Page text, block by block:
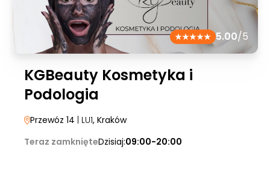
5.00/5
KGBeauty Kosmetyka i
Podologia
Przewóz 14 | LU1, Kraków
Teraz zamknięteDzisiaj:09:00-20:00